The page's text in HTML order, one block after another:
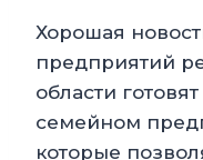
Хорошая
предприятий
области
семейном
которые